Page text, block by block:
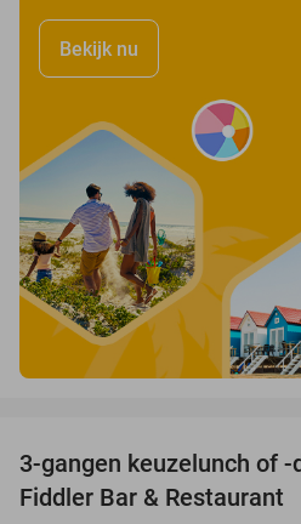
Bekijk nu
3-gangen keuzelunch of -
Fiddler Bar & Restaurant